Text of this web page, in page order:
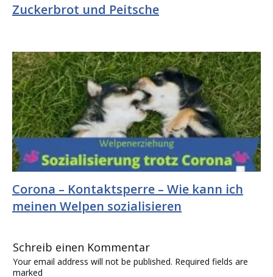
Zuckerbrot und Peitsche
Corona – Kontaktsperre – Wie kann ich
meinen Welpen sozialisieren
Schreib einen Kommentar
Your email address will not be published. Required fields are
marked